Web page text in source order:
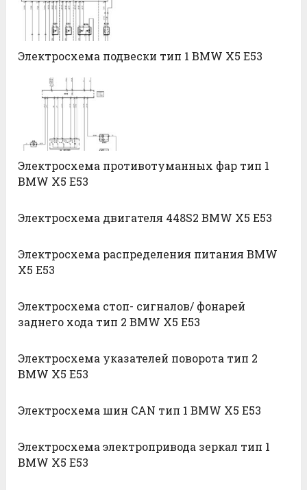
Электросхема подвески тип 1 BMW X5 E53
Электросхема противотуманных фар тип 1
BMW X5 E53
Электросхема двигателя 448S2 BMW X5 E53
Электросхема распределения питания BMW
X5 E53
Электросхема стоп- сигналов/ фонарей
заднего хода тип 2 BMW X5 E53
Электросхема указателей поворота тип 2
BMW X5 E53
Электросхема шин CAN тип 1 BMW X5 E53
Электросхема электропривода зеркал тип 1
BMW X5 E53